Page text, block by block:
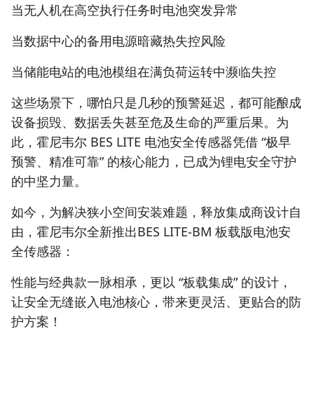
当无人机在高空执行任务时电池突发异常
当数据中心的备用电源暗藏热失控风险
当储能电站的电池模组在满负荷运转中濒临失控
这些场景下，哪怕只是几秒的预警延迟，都可能酿成
设备损毁、数据丢失甚至危及生命的严重后果。为
此， 霍尼韦尔 BES LITE 电池安全传感器凭借 “极早
预警、精准可靠” 的核心能力，已成为锂电安全守护
的中坚力量。
如今，为解决狭小空间安装难题，释放集成商设计自
由， 霍尼韦尔全新推出BES LITE-BM 板载版电池安
全传感器 ：
性能与经典款一脉相承，更以 “板载集成” 的设计，
让安全无缝嵌入电池核心，带来更灵活、更贴合的防
护方案！